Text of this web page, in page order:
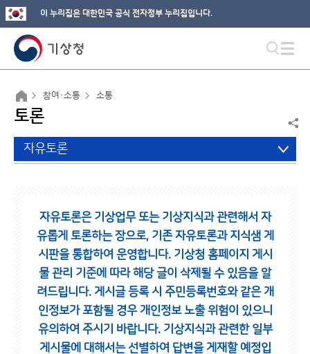
이 누리집은 대한민국 공식 전자정부 누리집입니다.
참여·소통 소통
토론
자유토론
자유토론은 기상업무 또는 기상지식과 관련해서 자
유롭게 토론하는 장으로, 기존 자유토론과 지식샘 게
시판을 통합하여 운영합니다. 기상청 홈페이지 게시
물 관리 기준에 따라 해당 글이 삭제될 수 있음을 알
려드립니다. 게시글 등록 시 주민등록번호와 같은 개
인정보가 포함될 경우 개인정보 노출 위험이 있으니
유의하여 주시기 바랍니다. 기상지식과 관련한 일부
게시물에 대해서는 선별하여 답변을 게재할 예정입